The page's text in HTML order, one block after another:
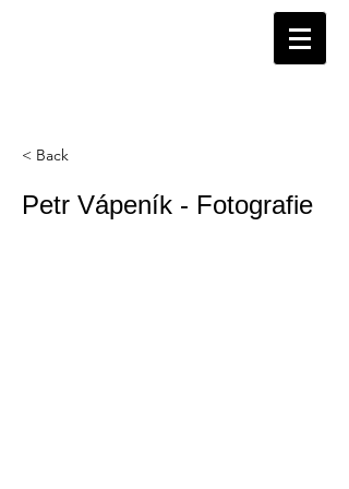
< Back
Petr Vápeník - Fotografie